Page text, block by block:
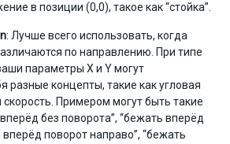
в позиции (0,0), такое как “стойка”.
: Лучше всего использовать, когда
по направлению. При типе
параметры X и Y могут
разные концепты, такие как угловая
скорость. Примером могут быть такие
без поворота”, “бежать вперёд
вперёд поворот направо”, “бежать